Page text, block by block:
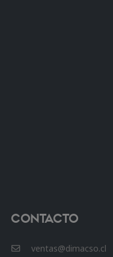
Contacto
ventas@dimacso.cl